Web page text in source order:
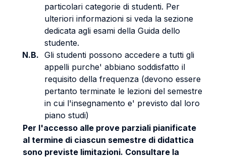
particolari categorie di studenti. Per
ulteriori informazioni si veda la sezione
dedicata agli esami della Guida dello
studente.
N.B. Gli studenti possono accedere a tutti gli
appelli purche' abbiano soddisfatto il
requisito della frequenza (devono essere
pertanto terminate le lezioni del semestre
in cui l'insegnamento e' previsto dal loro
piano studi)
Per l'accesso alle prove parziali pianificate
al termine di ciascun semestre di didattica
sono previste limitazioni. Consultare la